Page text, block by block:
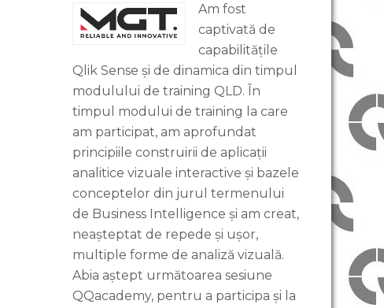
Am fost
captivată de
capabilitățile
Qlik Sense și de dinamica din timpul
modulului de training QLD. În
timpul modului de training la care
am participat, am aprofundat
principiile construirii de aplicații
analitice vizuale interactive și bazele
conceptelor din jurul termenului
de Business Intelligence și am creat,
neașteptat de repede și ușor,
multiple forme de analiză vizuală.
Abia aștept următoarea sesiune
QQacademy, pentru a participa și la